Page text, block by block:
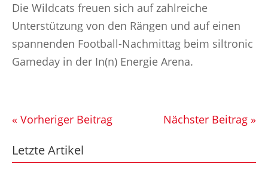
Die Wildcats freuen sich auf zahlreiche
Unterstützung von den Rängen und auf einen
spannenden Football-Nachmittag beim siltronic
Gameday in der In(n) Energie Arena.
« Vorheriger Beitrag Nächster Beitrag »
Letzte Artikel